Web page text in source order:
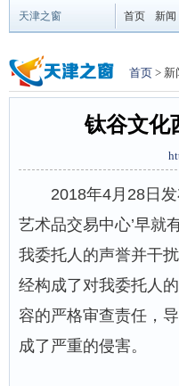
天津之窗 首页 新闻
首页 > 新
钛谷文化
2018年4月28日
艺术品交易中心’早就
我委托人的声誉并干
经构成了对我委托人
容的严格审查责任，
成了严重的侵害。